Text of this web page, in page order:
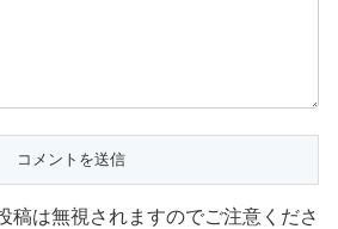
稿は無視されますのでご注意くださ